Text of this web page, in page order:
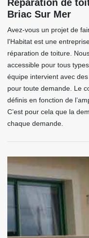
Réparation de
Briac Sur Mer
Avez-vous un projet de
l'Habitat est une
réparation de toiture.
accessible pour tous
équipe intervient avec
pour toute demande. Le
définis en fonction de
C’est pour cela que la
chaque demande.